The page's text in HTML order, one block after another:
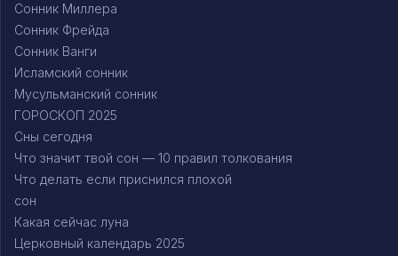
Сонник Миллера
Сонник Фрейда
Сонник Ванги
Исламский сонник
Мусульманский сонник
ГОРОСКОП 2025
Сны сегодня
Что значит твой сон — 10 правил толкования
Что делать если приснился плохой
сон
Какая сейчас луна
Церковный календарь 2025